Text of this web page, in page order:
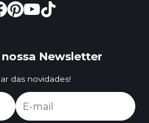
Newsletter
das novidades!